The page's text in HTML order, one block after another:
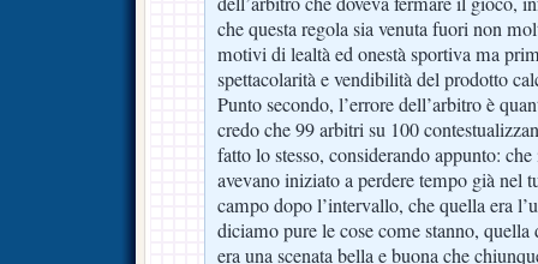
che questa regola sia venuta fuori non
motivi di lealtà ed onestà sportiva ma
spettacolarità e vendibilità del prodotto
Punto secondo, l’errore dell’arbitro è
credo che 99 arbitri su 100
fatto lo stesso, considerando appunto:
avevano iniziato a perdere tempo già nel
campo dopo l’intervallo, che quella era
diciamo pure le cose come stanno,
era una scenata bella e buona che